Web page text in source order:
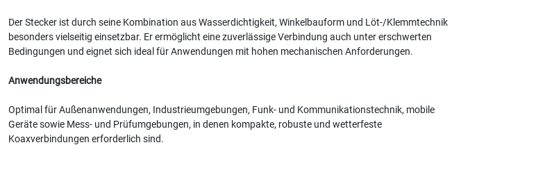
Der Stecker ist durch seine Kombination aus Wasserdichtigkeit, Winkelbauform und Löt-/Klemmtechnik
besonders vielseitig einsetzbar. Er ermöglicht eine zuverlässige Verbindung auch unter erschwerten
Bedingungen und eignet sich ideal für Anwendungen mit hohen mechanischen Anforderungen.
Anwendungsbereiche
Optimal für Außenanwendungen, Industrieumgebungen, Funk- und Kommunikationstechnik, mobile
Geräte sowie Mess- und Prüfumgebungen, in denen kompakte, robuste und wetterfeste
Koaxverbindungen erforderlich sind.